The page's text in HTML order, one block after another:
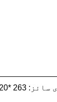
*120 *103ملی میٹر